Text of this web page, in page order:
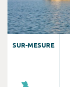
SUR-MESURE